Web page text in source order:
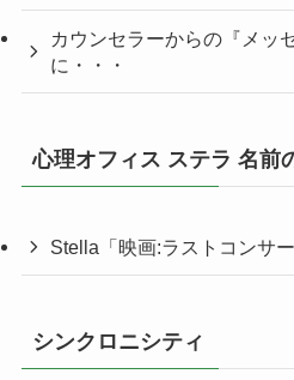
カウンセラーからの『メッ
に・・・
心理オフィス ステラ 名前
Stella「映画:ラストコンサー
シンクロニシティ